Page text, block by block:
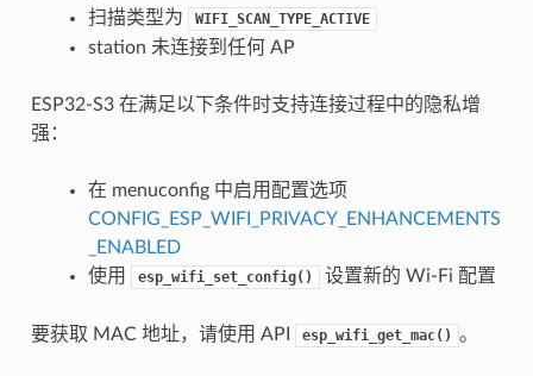
扫描类型为
WIFI_SCAN_TYPE_ACTIVE
station 未连接到任何 AP
ESP32-S3 在满足以下条件时支持连接过程中的隐私增
强：
在 menuconfig 中启用配置选项
CONFIG_ESP_WIFI_PRIVACY_ENHANCEMENTS
_ENABLED
使用
esp_wifi_set_config() 设置新的 Wi-Fi 配置
要获取 MAC 地址，请使用 API esp_wifi_get_mac() 。